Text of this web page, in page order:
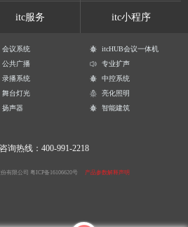
itc服务 itc小程序
会议系统
itcHUB会议一体机
公共广播
专业扩声
录播系统
中控系统
舞台灯光
亮化照明
扬声器
智能建筑
咨询热线：400-991-2218
有限公司 粤ICP备16106620号 产品参数解释声明